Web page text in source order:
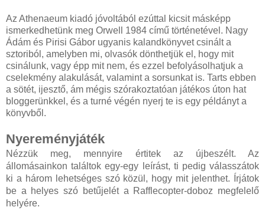
Az Athenaeum kiadó jóvoltából ezúttal kicsit másképp
ismerkedhetünk meg Orwell 1984 című történetével. Nagy
Ádám és Pirisi Gábor ugyanis kalandkönyvet csinált a
sztoriból, amelyben mi, olvasók dönthetjük el, hogy mit
csinálunk, vagy épp mit nem, és ezzel befolyásolhatjuk a
cselekmény alakulását, valamint a sorsunkat is. Tarts ebben
a sötét, ijesztő, ám mégis szórakoztatóan játékos úton hat
bloggerünkkel, és a turné végén nyerj te is egy példányt a
könyvből.
Nyereményjáték
Nézzük meg, mennyire értitek az újbeszélt. Az
állomásainkon találtok egy-egy leírást, ti pedig válasszátok
ki a három lehetséges szó közül, hogy mit jelenthet. Írjátok
be a helyes szó betűjelét a Rafflecopter-doboz megfelelő
helyére.